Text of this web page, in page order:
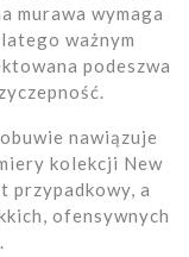
murawa wymaga
ważnym
podeszwa
nawiązuje
kolekcji New
przypadkowy, a
ofensywnych